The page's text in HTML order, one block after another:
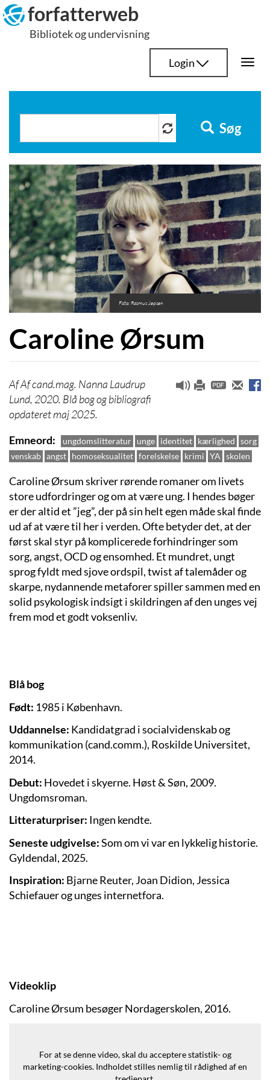
Hop
til
indhold
forfatterweb
Bibliotek og undervisning
Login
Søg
Foto: Rasmus Jepsen
Caroline Ørsum
Af cand.mag. Nanna Laudrup
Lund, 2020. Blå bog og bibliografi
opdateret maj 2025.
Emneord
ungdomslitteratur unge identitet kærlighed sorg
venskab angst homoseksualitet forelskelse krimi YA skolen
Caroline Ørsum skriver rørende romaner om livets
store udfordringer og om at være ung. I hendes bøger
er der altid et ”jeg”, der på sin helt egen måde skal finde
ud af at være til her i verden. Ofte betyder det, at der
først skal styr på komplicerede forhindringer som
sorg, angst, OCD og ensomhed. Et mundret, ungt
sprog fyldt med sjove ordspil, twist af talemåder og
skarpe, nydannende metaforer spiller sammen med en
solid psykologisk indsigt i skildringen af den unges vej
frem mod et godt voksenliv.
Blå bog
Født: 1985 i København.
Uddannelse: Kandidatgrad i socialvidenskab og
kommunikation (cand.comm.), Roskilde Universitet,
2014.
Debut: Hovedet i skyerne. Høst & Søn, 2009.
Ungdomsroman.
Litteraturpriser: Ingen kendte.
Seneste udgivelse:Som om vi var en lykkelig historie.
Gyldendal, 2025.
Inspiration: Bjarne Reuter, Joan Didion, Jessica
Schiefauer og unges internetfora.
Videoklip
Caroline Ørsum besøger Nordagerskolen, 2016.
For at se denne video, skal du acceptere statistik- og
marketing-cookies. Indholdet stilles nemlig til rådighed af en